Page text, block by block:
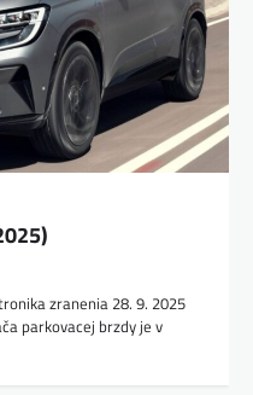
zranenia 28. 9. 2025
parkovacej brzdy je v